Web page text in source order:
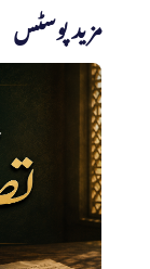
مزید پوسٹس